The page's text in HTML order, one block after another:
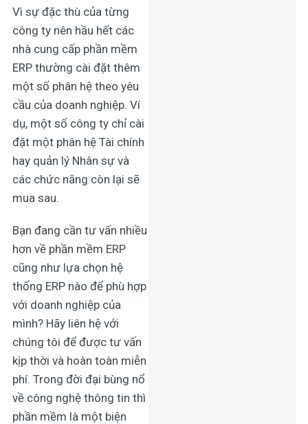
Vì sự đặc thù của từng
công ty nên hầu hết các
nhà cung cấp phần mềm
ERP thường cài đặt thêm
một số phân hệ theo yêu
cầu của doanh nghiệp. Ví
dụ, một số công ty chỉ cài
đặt một phân hệ Tài chính
hay quản lý Nhân sự và
các chức năng còn lại sẽ
mua sau.
Bạn đang cần tư vấn nhiều
hơn về phần mềm ERP
cũng như lựa chọn hệ
thống ERP nào để phù hợp
với doanh nghiệp của
mình? Hãy liên hệ với
chúng tôi để được tư vấn
kịp thời và hoàn toàn miễn
phí. Trong đời đại bùng nổ
về công nghệ thông tin thì
phần mềm là một biện